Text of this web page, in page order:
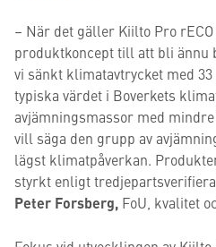
– När det gäller Kiilto Pro
produktkoncept till att bli ännu
vi sänkt klimatavtrycket med
typiska värdet i Boverkets
avjämningsmassor med
vill säga den grupp av
lägst klimatpåverkan.
styrkt enligt
Peter Forsberg, FoU, kvalitet